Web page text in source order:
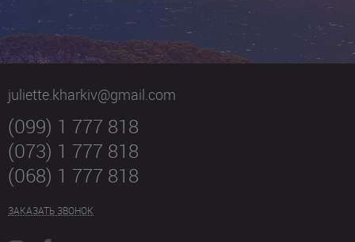
juliette.kharkiv@gmail.com
(099) 1 777 818
(073) 1 777 818
(068) 1 777 818
ЗАКАЗАТЬ ЗВОНОК